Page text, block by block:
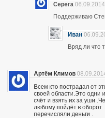
Серега
Поддерживаю
Иван
Вряд ли что
Артём Климов
Всем кто пострадал от
своей области.Это одни
счёт и взять их за уши
любому пойдёт в
перечисляли деньги .